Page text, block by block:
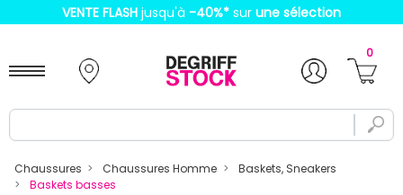
VENTE FLASH jusqu'à -40%* sur une sélection
0
Chaussures Chaussures Homme
Baskets, Sneakers
Baskets basses